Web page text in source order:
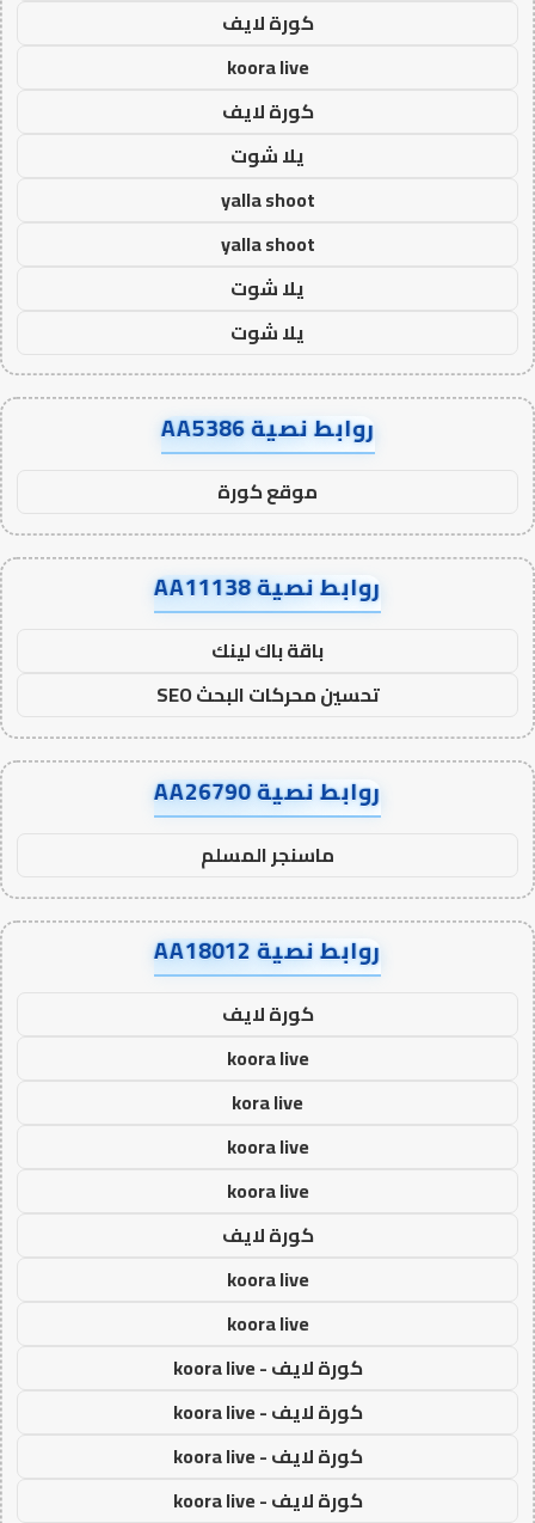
كورة لايف
koora live
كورة لايف
يلا شوت
yalla shoot
yalla shoot
يلا شوت
يلا شوت
روابط نصية AA5386
موقع كورة
روابط نصية AA11138
باقة باك لينك
تحسين محركات البحث SEO
روابط نصية AA26790
ماسنجر المسلم
روابط نصية AA18012
كورة لايف
koora live
kora live
koora live
koora live
كورة لايف
koora live
koora live
كورة لايف - koora live
كورة لايف - koora live
كورة لايف - koora live
كورة لايف - koora live